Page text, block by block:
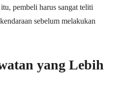
pembeli harus sangat teliti
sebelum melakukan
yang Lebih